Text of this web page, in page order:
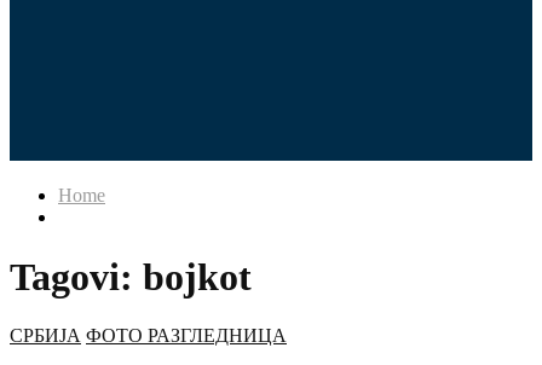
Home
Tagovi: bojkot
СРБИЈА ФОТО РАЗГЛЕДНИЦА